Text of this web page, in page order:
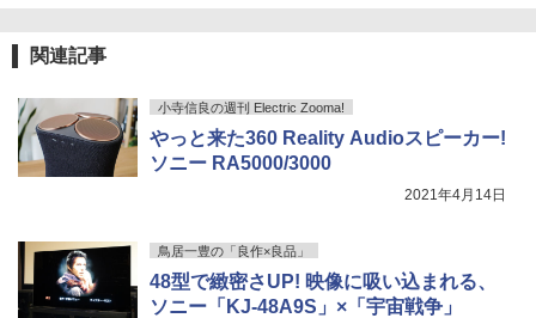
関連記事
小寺信良の週刊 Electric Zooma!
やっと来た360 Reality Audioスピーカー!
ソニー RA5000/3000
2021年4月14日
鳥居一豊の「良作×良品」
48型で緻密さUP! 映像に吸い込まれる、
ソニー「KJ-48A9S」×「宇宙戦争」